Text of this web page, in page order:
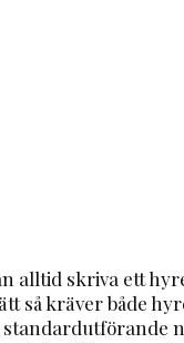
alltid skriva ett
så kräver både